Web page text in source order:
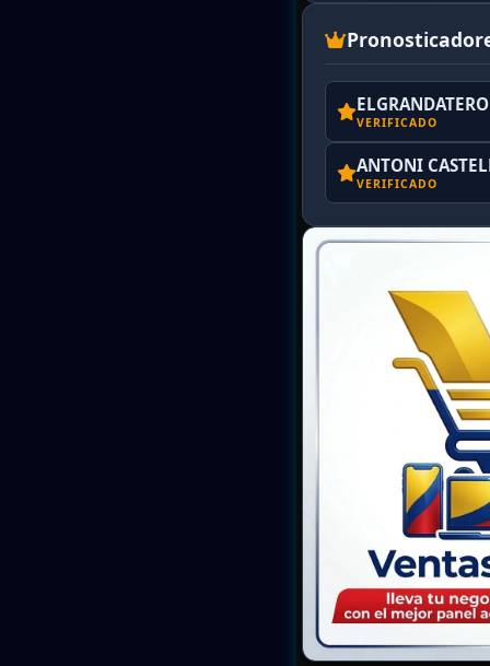
VERIFICADO
ANTONI
VERIFICADO